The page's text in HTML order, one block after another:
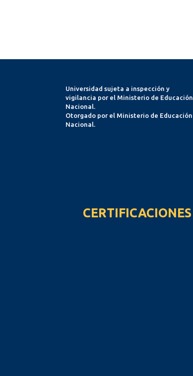
Universidad sujeta a inspección y
vigilancia por el Ministerio de Educación
Nacional.
Otorgado por el Ministerio de Educación
Nacional.
CERTIFICACIONES